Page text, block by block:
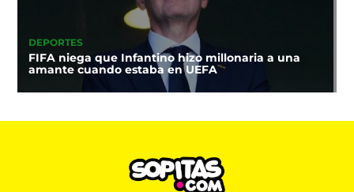
DEPORTES
FIFA niega que Infantino hizo millonaria a una
amante cuando estaba en UEFA